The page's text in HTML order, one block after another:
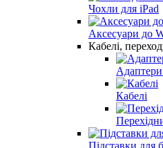
Чохли для iPad
Аксесуари до
Кабелі,
Кабелі